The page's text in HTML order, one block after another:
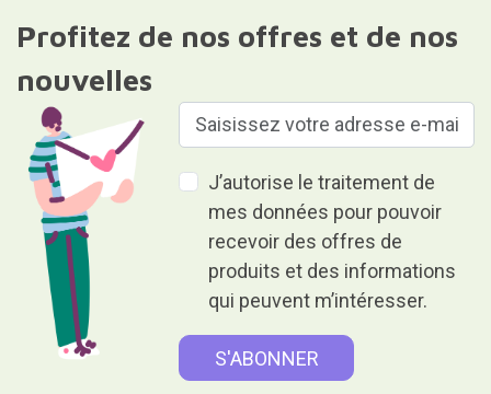
Profitez de nos offres et de nos
nouvelles
J’autorise le traitement de
mes données pour pouvoir
recevoir des offres de
produits et des informations
qui peuvent m’intéresser.